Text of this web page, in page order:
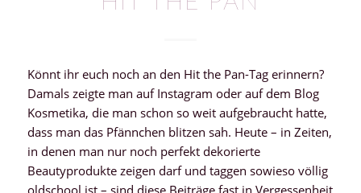
Könnt ihr euch noch an den Hit the Pan-Tag erinnern?
Damals zeigte man auf Instagram oder auf dem Blog
Kosmetika, die man schon so weit aufgebraucht hatte,
dass man das Pfännchen blitzen sah. Heute – in Zeiten,
in denen man nur noch perfekt dekorierte
Beautyprodukte zeigen darf und taggen sowieso völlig
oldschool ist – sind diese Beiträge fast in Vergessenheit